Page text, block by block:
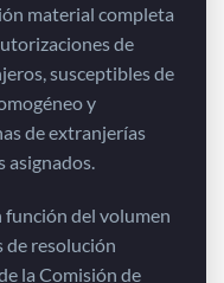
material completa
de
susceptibles de
y
de extranjerías
función del volumen
de resolución
la Comisión de